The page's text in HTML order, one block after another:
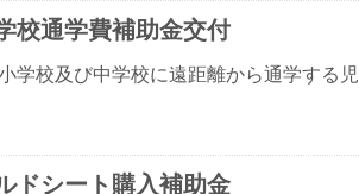
校通学費補助金交付
学校及び中学校に遠距離から通学する
ドシート購入補助金